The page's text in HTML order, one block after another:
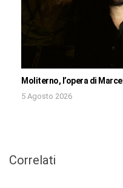
Moliterno, l’opera di
5 Agosto 2026
Correlati